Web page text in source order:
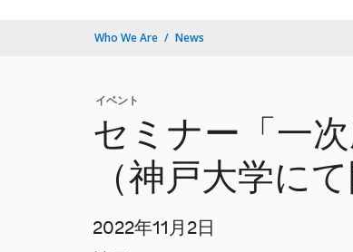
Who We Are News
イベント
セミナー「一
（神戸大学にて
2022年11月2日